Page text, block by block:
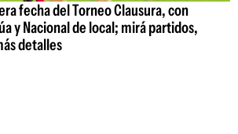
fecha del Torneo Clausura, con
y Nacional de local; mirá partidos,
detalles